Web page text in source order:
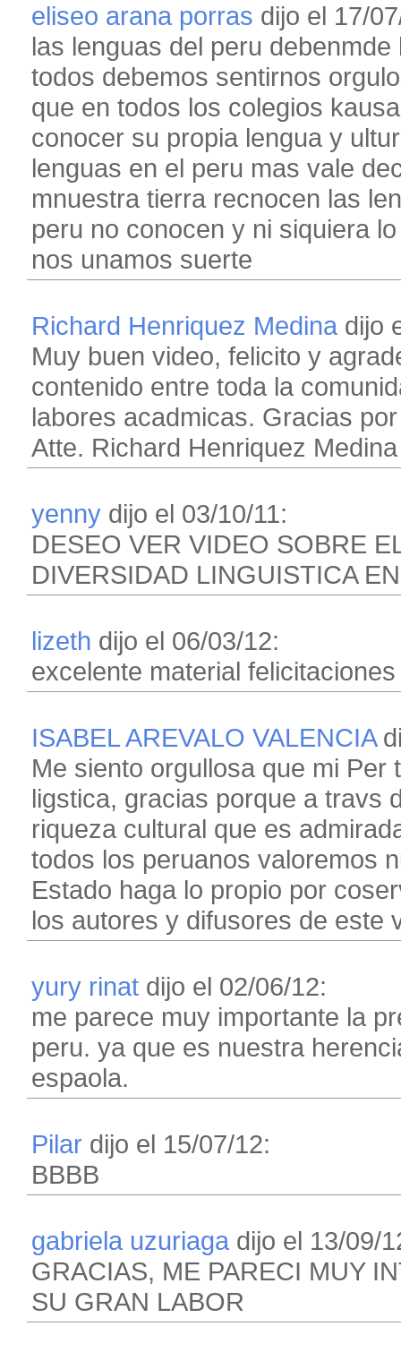
eliseo arana porras dijo el 17/
las lenguas del peru
todos debemos sentirnos
que en todos los colegios
conocer su propia lengua y
lenguas en el peru mas vale
mnuestra tierra recnocen las
peru no conocen y ni siquiera
nos unamos suerte
Richard Henriquez Medina dijo
Muy buen video, felicito y
contenido entre toda la
labores acadmicas. Gracias
Atte. Richard Henriquez Medina
yenny dijo el 03/10/11:
DESEO VER VIDEO SOBRE
DIVERSIDAD LINGUISTICA
lizeth dijo el 06/03/12:
excelente material
ISABEL AREVALO VALENCIA
Me siento orgullosa que mi
ligstica, gracias porque a travs
riqueza cultural que es
todos los peruanos valoremos
Estado haga lo propio por
los autores y difusores de este
yury rinat dijo el 02/06/12:
me parece muy importante la
peru. ya que es nuestra
espaola.
Pilar dijo el 15/07/12:
BBBB
gabriela uzuriaga dijo el 13/09/
GRACIAS, ME PARECI MUY
SU GRAN LABOR